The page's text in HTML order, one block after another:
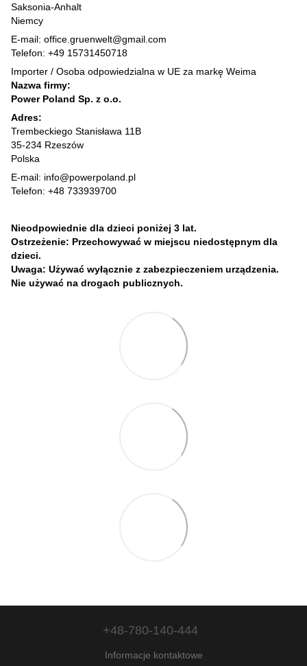
Saksonia-Anhalt
Niemcy
E-mail: office.gruenwelt@gmail.com
Telefon: +49 15731450718
Importer / Osoba odpowiedzialna w UE za markę Weima
Nazwa firmy:
Power Poland Sp. z o.o.
Adres:
Trembeckiego Stanisława 11B
35-234 Rzeszów
Polska
E-mail: info@powerpoland.pl
Telefon: +48 733939700
Nieodpowiednie dla dzieci poniżej 3 lat.
Ostrzeżenie: Przechowywać w miejscu niedostępnym dla
dzieci.
Uwaga: Używać wyłącznie z zabezpieczeniem urządzenia.
Nie używać na drogach publicznych.
+48-780-140-444
Informacje kontaktowe